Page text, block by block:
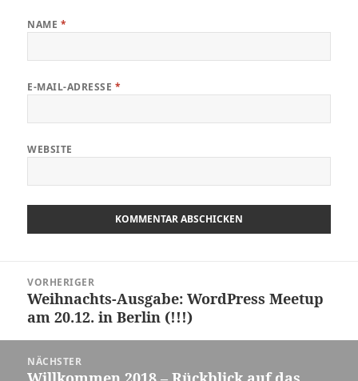
NAME *
E-MAIL-ADRESSE *
WEBSITE
VORHERIGER
Vorheriger
Beitrag:
Weihnachts-Ausgabe: WordPress Meetup
am 20.12. in Berlin (!!!)
NÄCHSTER
Nächster